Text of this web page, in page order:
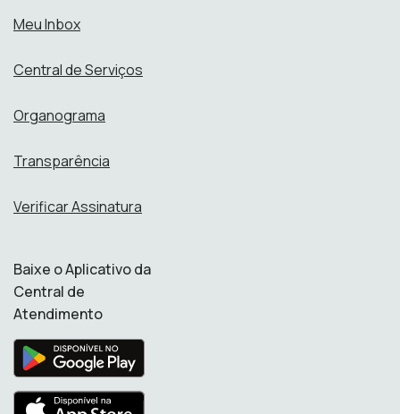
Meu Inbox
Central de Serviços
Organograma
Transparência
Verificar Assinatura
Baixe o Aplicativo da
Central de
Atendimento